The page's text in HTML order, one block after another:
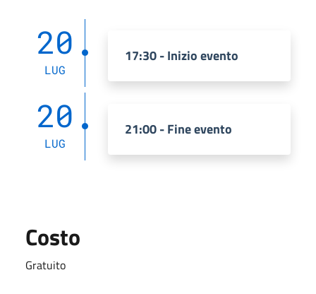
20
LUG
17:30 - Inizio evento
20
LUG
21:00 - Fine evento
Costo
Gratuito